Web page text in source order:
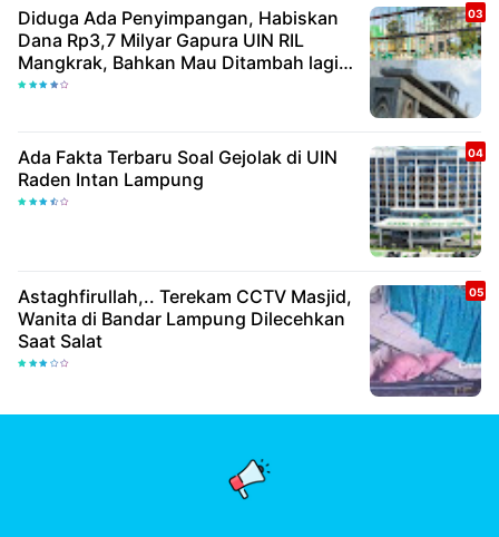
Diduga Ada Penyimpangan, Habiskan
Dana Rp3,7 Milyar Gapura UIN RIL
Mangkrak, Bahkan Mau Ditambah lagi 7
Milyar
Ada Fakta Terbaru Soal Gejolak di UIN
Raden Intan Lampung
Astaghfirullah,.. Terekam CCTV Masjid,
Wanita di Bandar Lampung Dilecehkan
Saat Salat